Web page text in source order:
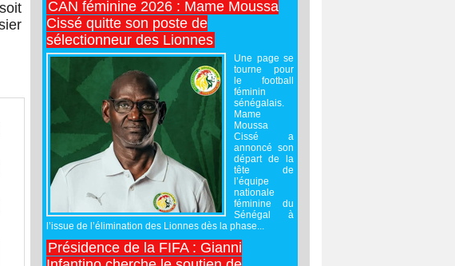
CAN féminine 2026 : Mame Moussa
Cissé quitte son poste de
sélectionneur des Lionnes
Une page se
tourne pour
le football
féminin
sénégalais.
Mame
Moussa
Cissé a
annoncé son
départ de la
tête de
l’équipe
nationale
féminine du
Sénégal à
l’issue de l’élimination des Lionnes dès la phase...
Présidence de la FIFA : Gianni